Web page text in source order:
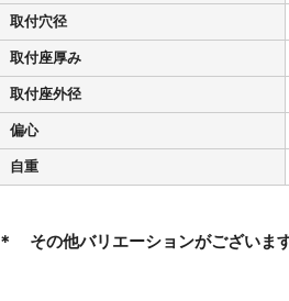
取付穴径
取付座厚み
取付座外径
偏心
自重
＊ その他バリエーションがございま